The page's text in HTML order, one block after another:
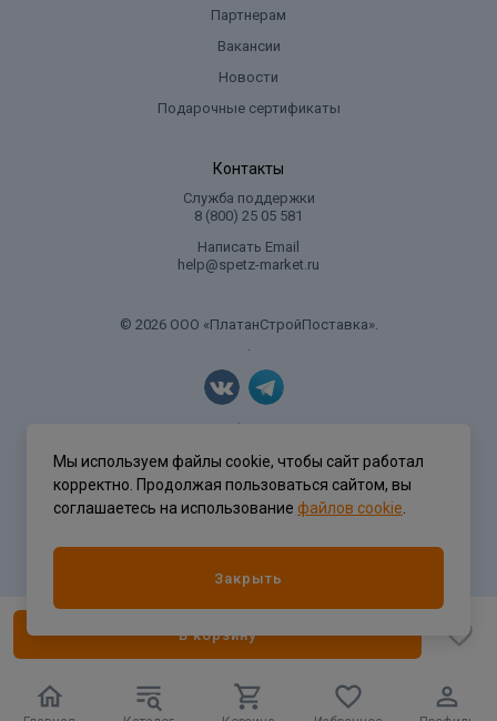
В корзину
Партнерам
Вакансии
Новости
Подарочные сертификаты
Контакты
Служба поддержки
8 (800) 25 05 581
Написать Email
help@spetz-market.ru
© 2026 ООО «ПлатанСтройПоставка».
.
Политика конфиденциальности
Мы используем файлы cookie, чтобы сайт работал
корректно. Продолжая пользоваться сайтом, вы
соглашаетесь на использование файлов cookie
Закрыть